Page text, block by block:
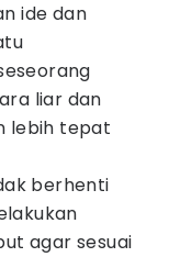
ide dan
liar dan
lebih tepat
berhenti
agar sesuai